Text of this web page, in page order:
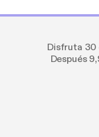
Disfruta 30
Después